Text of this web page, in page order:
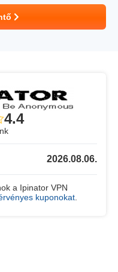
4.4
2026.08.06.
a Ipinator VPN
kuponokat